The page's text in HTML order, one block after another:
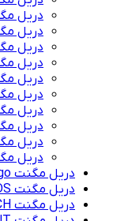
دریل مگنت
دریل مگنت
دریل مگنت
دریل
دریل
دریل
دریل
دریل
دریل
دریل
دریل مگنت 3Keego
دریل مگنت BDS
دریل مگنت BOSCH